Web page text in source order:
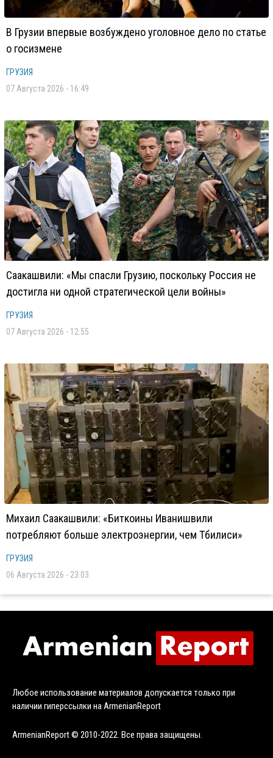
В Грузии впервые возбуждено уголовное дело по статье
о госизмене
ГРУЗИЯ
07 Августа 2026 - 16:49
Саакашвили: «Мы спасли Грузию, поскольку Россия не
достигла ни одной стратегической цели войны»
ГРУЗИЯ
07 Августа 2026 - 12:55
Михаил Саакашвили: «Биткоины Иванишвили
потребляют больше электроэнергии, чем Тбилиси»
ГРУЗИЯ
06 Августа 2026 - 23:03
Любое использование материалов допускается только при
наличии гиперссылки на ArmenianReport
ArmenianReport © 2010-2022. Все права защищены.